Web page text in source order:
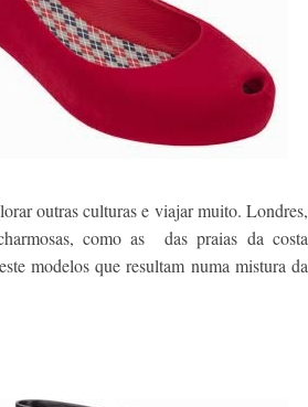
outras culturas e viajar muito. Londres,
como as das praias da costa
modelos que resultam numa mistura da